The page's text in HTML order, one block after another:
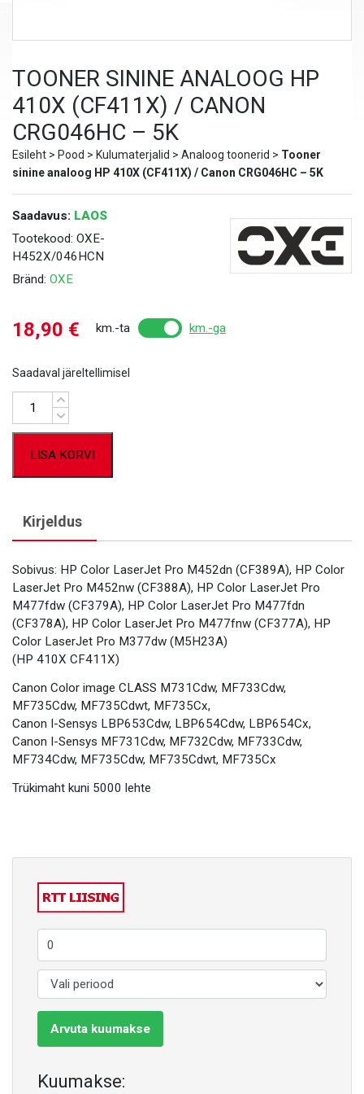
TOONER SININE ANALOOG HP
410X (CF411X) / CANON
CRG046HC – 5K
Esileht > Pood > Kulumaterjalid > Analoog toonerid > Tooner
sinine analoog HP 410X (CF411X) / Canon CRG046HC – 5K
Saadavus: LAOS
Tootekood: OXE-
H452X/046HCN
Bränd: OXE
18,90 € km.-ta km.-ga
Saadaval järeltellimisel
Kogus
LISA KORVI
Kirjeldus
Sobivus: HP Color LaserJet Pro M452dn (CF389A), HP Color
LaserJet Pro M452nw (CF388A), HP Color LaserJet Pro
M477fdw (CF379A), HP Color LaserJet Pro M477fdn
(CF378A), HP Color LaserJet Pro M477fnw (CF377A), HP
Color LaserJet Pro M377dw (M5H23A)
(HP 410X CF411X)
Canon Color image CLASS M731Cdw, MF733Cdw,
MF735Cdw, MF735Cdwt, MF735Cx,
Canon I-Sensys LBP653Cdw, LBP654Cdw, LBP654Cx,
Canon I-Sensys MF731Cdw, MF732Cdw, MF733Cdw,
MF734Cdw, MF735Cdw, MF735Cdwt, MF735Cx
Trükimaht kuni 5000 lehte
Arvuta kuumakse
Kuumakse: